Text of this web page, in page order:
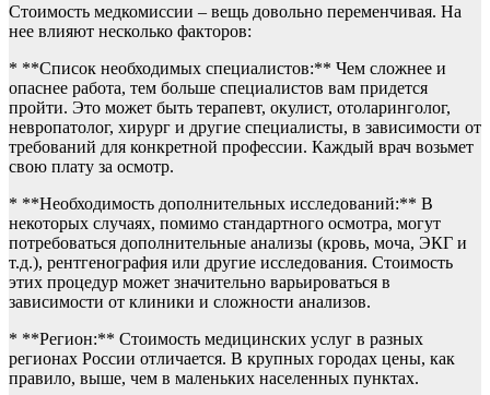
Стоимость медкомиссии – вещь довольно переменчивая. На
нее влияют несколько факторов:
* **Список необходимых специалистов:** Чем сложнее и
опаснее работа, тем больше специалистов вам придется
пройти. Это может быть терапевт, окулист, отоларинголог,
невропатолог, хирург и другие специалисты, в зависимости от
требований для конкретной профессии. Каждый врач возьмет
свою плату за осмотр.
* **Необходимость дополнительных исследований:** В
некоторых случаях, помимо стандартного осмотра, могут
потребоваться дополнительные анализы (кровь, моча, ЭКГ и
т.д.), рентгенография или другие исследования. Стоимость
этих процедур может значительно варьироваться в
зависимости от клиники и сложности анализов.
* **Регион:** Стоимость медицинских услуг в разных
регионах России отличается. В крупных городах цены, как
правило, выше, чем в маленьких населенных пунктах.